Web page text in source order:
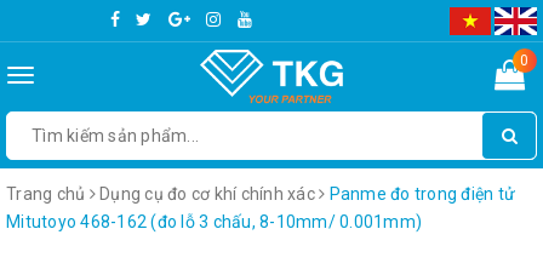
Toggle
0
Trang chủ Dụng cụ đo cơ khí chính xác
Panme đo trong điện tử
Mitutoyo 468-162 (đo lỗ 3 chấu, 8-10mm/ 0.001mm)